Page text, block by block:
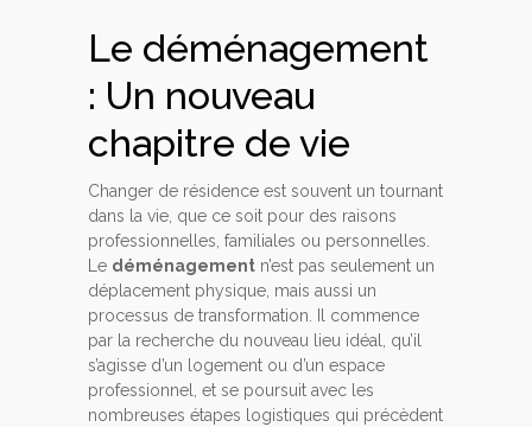
Le déménagement
: Un nouveau
chapitre de vie
Changer de résidence est souvent un tournant
dans la vie, que ce soit pour des raisons
professionnelles, familiales ou personnelles.
Le déménagement n’est pas seulement un
déplacement physique, mais aussi un
processus de transformation. Il commence
par la recherche du nouveau lieu idéal, qu’il
s’agisse d’un logement ou d’un espace
professionnel, et se poursuit avec les
nombreuses étapes logistiques qui précèdent